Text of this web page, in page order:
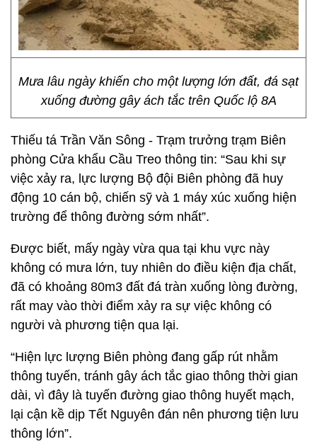
Mưa lâu ngày khiến cho một lượng lớn đất, đá sạt
xuống đường gây ách tắc trên Quốc lộ 8A
Thiếu tá Trần Văn Sông - Trạm trưởng trạm Biên
phòng Cửa khẩu Cầu Treo thông tin: “Sau khi sự
việc xảy ra, lực lượng Bộ đội Biên phòng đã huy
động 10 cán bộ, chiến sỹ và 1 máy xúc xuống hiện
trường để thông đường sớm nhất”.
Được biết, mấy ngày vừa qua tại khu vực này
không có mưa lớn, tuy nhiên do điều kiện địa chất,
đã có khoảng 80m3 đất đá tràn xuống lòng đường,
rất may vào thời điểm xảy ra sự việc không có
người và phương tiện qua lại.
“Hiện lực lượng Biên phòng đang gấp rút nhằm
thông tuyến, tránh gây ách tắc giao thông thời gian
dài, vì đây là tuyến đường giao thông huyết mạch,
lại cận kề dịp Tết Nguyên đán nên phương tiện lưu
thông lớn”.